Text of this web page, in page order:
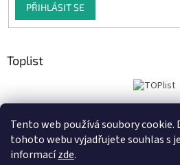
Tento web používá soubory
tohoto webu vyjadřujete souhlas s
informacízde.
PŘIHLÁSIT SE
Toplist
Tiskoteka.cz Krowki.cz